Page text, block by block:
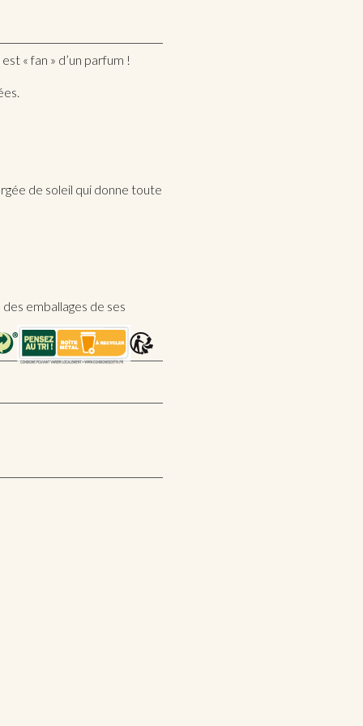
« fan » d’un parfum !
de soleil qui donne toute
emballages de ses